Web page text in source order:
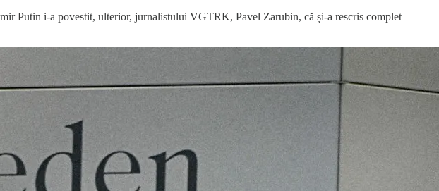
Putin i-a povestit, ulterior, jurnalistului VGTRK, Pavel Zarubin, că și-a rescris complet